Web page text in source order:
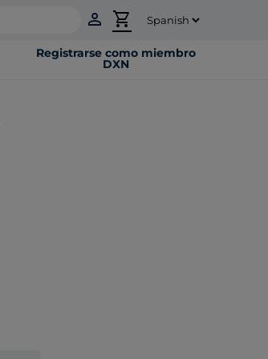
person shopping_cart
Registrarse como miembro
DXN